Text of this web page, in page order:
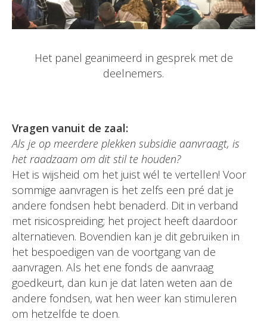
Het panel geanimeerd in gesprek met de
deelnemers.
Vragen vanuit de zaal:
Als je op meerdere plekken subsidie aanvraagt, is
het raadzaam om dit stil te houden?
Het is wijsheid om het juist wél te vertellen! Voor
sommige aanvragen is het zelfs een pré dat je
andere fondsen hebt benaderd. Dit in verband
met risicospreiding; het project heeft daardoor
alternatieven. Bovendien kan je dit gebruiken in
het bespoedigen van de voortgang van de
aanvragen. Als het ene fonds de aanvraag
goedkeurt, dan kun je dat laten weten aan de
andere fondsen, wat hen weer kan stimuleren
om hetzelfde te doen.